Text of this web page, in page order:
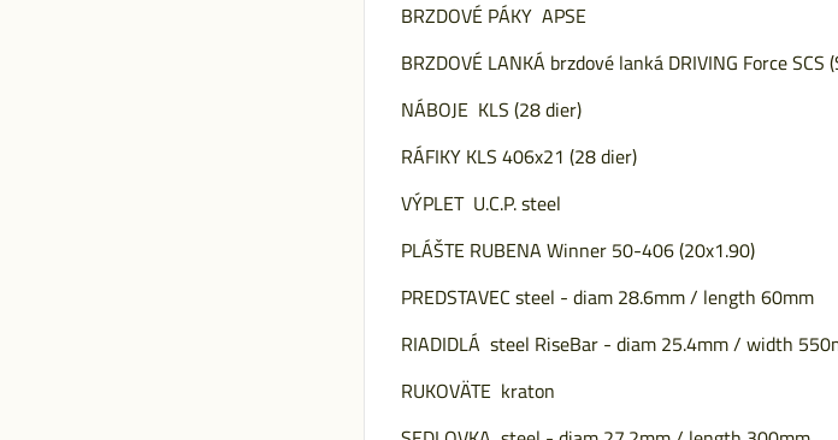
BRZDOVÉ PÁKY APSE
BRZDOVÉ LANKÁ brzdové lanká DRIVING Force SCS
NÁBOJE KLS (28 dier)
RÁFIKY KLS 406x21 (28 dier)
VÝPLET U.C.P. steel
PLÁŠTE RUBENA Winner 50-406 (20x1.90)
PREDSTAVEC steel - diam 28.6mm / length 60mm
RIADIDLÁ steel RiseBar - diam 25.4mm / width
RUKOVÄTE kraton